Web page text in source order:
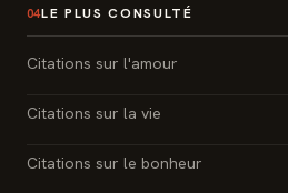
04LE PLUS CONSULTÉ
Citations sur l'amour
Citations sur la vie
Citations sur le bonheur